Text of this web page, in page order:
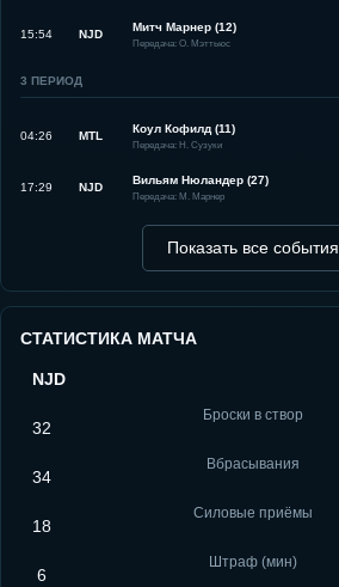
15:54 NJD
Митч Марнер (12)
Передача: О. Мэттьюс
3 ПЕРИОД
04:26 MTL
Коул Кофилд (11)
Передача: Н. Сузуки
17:29 NJD
Вильям Нюландер (27)
Передача: М. Марнер
Показать все события
СТАТИСТИКА МАТЧА
NJD
32
Броски в створ
34
Вбрасывания
18
Силовые приёмы
6
Штраф (мин)